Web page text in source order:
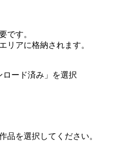
です。
リアに格納されます。
ロード済み」を選択
品を選択してください。